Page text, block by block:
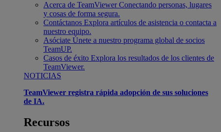
Acerca de TeamViewer Conectando personas, lugares
y cosas de forma segura.
Contáctanos Explora artículos de asistencia o contacta a
nuestro equipo.
Asóciate Únete a nuestro programa global de socios
TeamUP.
Casos de éxito Explora los resultados de los clientes de
TeamViewer.
NOTICIAS
TeamViewer registra rápida adopción de sus soluciones
de IA.
Recursos